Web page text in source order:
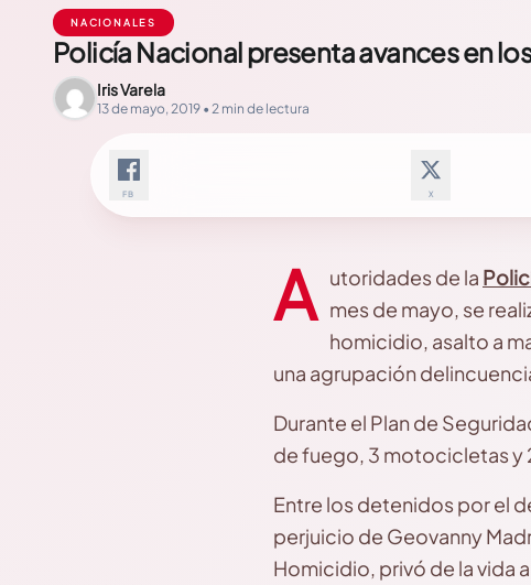
NACIONALES
Policía Nacional presenta avances en
Iris Varela
13 de mayo, 2019 • 2 min de lectura
FB X
A utoridades de la
mes de mayo, se
homicidio, asalto a
una agrupación
Durante el Plan de
de fuego, 3 motocicletas y
Entre los detenidos por el
perjuicio de Geovanny
Homicidio, privó de la vida